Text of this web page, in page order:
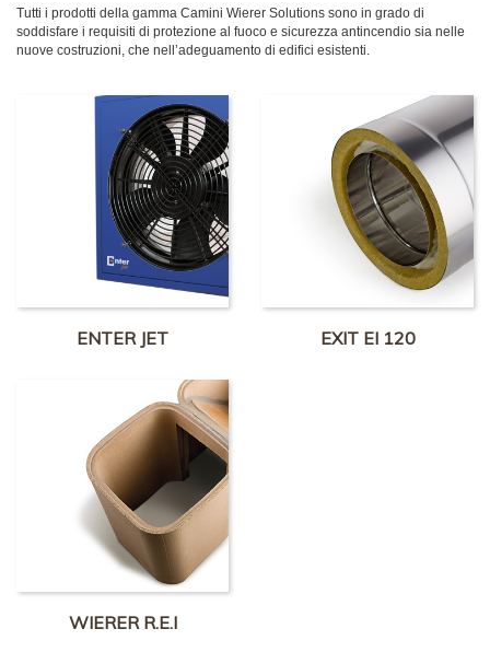
Tutti i prodotti della gamma Camini Wierer Solutions sono in grado di
soddisfare i requisiti di protezione al fuoco e sicurezza antincendio sia nelle
nuove costruzioni, che nell’adeguamento di edifici esistenti.
ENTER JET EXIT EI 120
WIERER R.E.I